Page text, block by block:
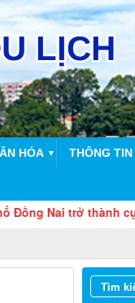
HÓA ▼ THÔNG
trở thành cực tăng